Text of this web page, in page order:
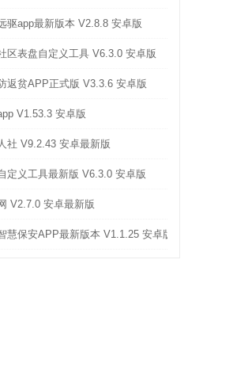
驱app最新版本 V2.8.8 安卓版
区表盘自定义工具 V6.3.0 安卓版
返贫APP正式版 V3.3.6 安卓版
V1.53.3 安卓版
社 V9.2.43 安卓最新版
定义工具最新版 V6.3.0 安卓版
V2.7.0 安卓最新版
慧保安APP最新版本 V1.1.25 安卓版